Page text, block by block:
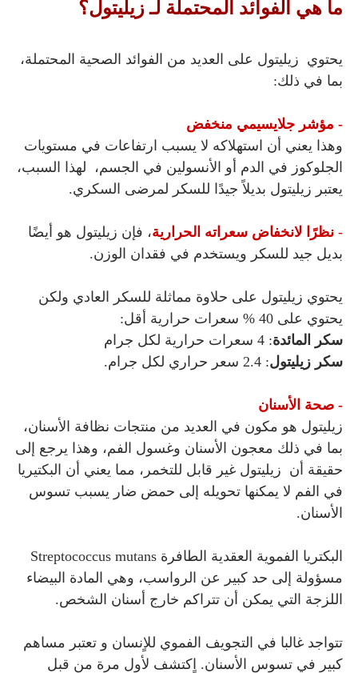
ما هي الفوائد المحتملة لـ زيليتول؟
يحتوي زيليتول على العديد من الفوائد الصحية المحتملة،
بما في ذلك:
- مؤشر جلايسيمي منخفض
وهذا يعني أن استهلاكه لا يسبب ارتفاعات في مستويات
الجلوكوز في الدم أو الأنسولين في الجسم، لهذا السبب،
يعتبر زيليتول بديلاً جيدًا للسكر لمرضى السكري.
- نظرًا لانخفاض سعراته الحرارية، فإن زيليتول هو أيضًا
بديل جيد للسكر ويستخدم في فقدان الوزن.
يحتوي زيليتول على حلاوة مماثلة للسكر العادي ولكن
يحتوي على 40 % سعرات حرارية أقل:
سكر المائدة: 4 سعرات حرارية لكل جرام
سكر زيليتول: 2.4 سعر حراري لكل جرام.
- صحة الأسنان
زيليتول هو مكون في العديد من منتجات نظافة الأسنان،
بما في ذلك معجون الأسنان وغسول الفم، وهذا يرجع إلى
حقيقة أن زيليتول غير قابل للتخمر، مما يعني أن البكتيريا
في الفم لا يمكنها تحويله إلى حمض ضار يسبب تسوس
الأسنان.
البكتريا الفموية العقدية الطافرة Streptococcus mutans
مسؤولة إلى حد كبير عن الرواسب، وهي المادة البيضاء
اللزجة التي يمكن أن تتراكم خارج أسنان الشخص.
تتواجد غالبا في التجويف الفموي للاٍنسان و تعتبر مساهم
كبير في تسوس الأسنان. اٍكتشف لأول مرة من قبل